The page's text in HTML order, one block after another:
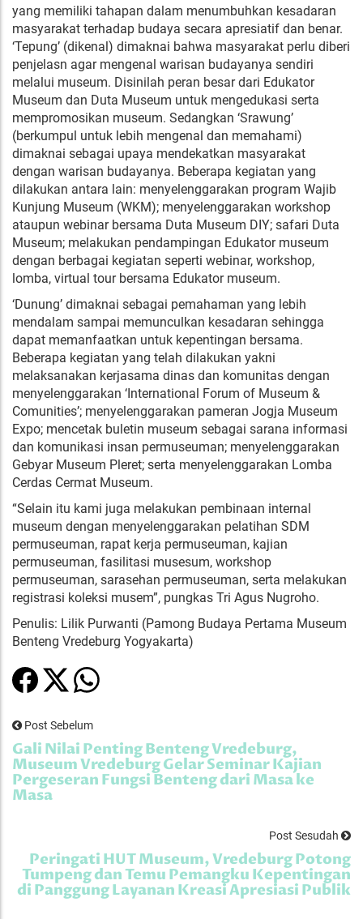
yang memiliki tahapan dalam menumbuhkan kesadaran
masyarakat terhadap budaya secara apresiatif dan benar.
‘Tepung’ (dikenal) dimaknai bahwa masyarakat perlu diberi
penjelasn agar mengenal warisan budayanya sendiri
melalui museum. Disinilah peran besar dari Edukator
Museum dan Duta Museum untuk mengedukasi serta
mempromosikan museum. Sedangkan ‘Srawung’
(berkumpul untuk lebih mengenal dan memahami)
dimaknai sebagai upaya mendekatkan masyarakat
dengan warisan budayanya. Beberapa kegiatan yang
dilakukan antara lain: menyelenggarakan program Wajib
Kunjung Museum (WKM); menyelenggarakan workshop
ataupun webinar bersama Duta Museum DIY; safari Duta
Museum; melakukan pendampingan Edukator museum
dengan berbagai kegiatan seperti webinar, workshop,
lomba, virtual tour bersama Edukator museum.
‘Dunung’ dimaknai sebagai pemahaman yang lebih
mendalam sampai memunculkan kesadaran sehingga
dapat memanfaatkan untuk kepentingan bersama.
Beberapa kegiatan yang telah dilakukan yakni
melaksanakan kerjasama dinas dan komunitas dengan
menyelenggarakan ‘International Forum of Museum &
Comunities’; menyelenggarakan pameran Jogja Museum
Expo; mencetak buletin museum sebagai sarana informasi
dan komunikasi insan permuseuman; menyelenggarakan
Gebyar Museum Pleret; serta menyelenggarakan Lomba
Cerdas Cermat Museum.
“Selain itu kami juga melakukan pembinaan internal
museum dengan menyelenggarakan pelatihan SDM
permuseuman, rapat kerja permuseuman, kajian
permuseuman, fasilitasi musesum, workshop
permuseuman, sarasehan permuseuman, serta melakukan
registrasi koleksi musem”, pungkas Tri Agus Nugroho.
Penulis: Lilik Purwanti (Pamong Budaya Pertama Museum
Benteng Vredeburg Yogyakarta)
Post Sebelum
Gali Nilai Penting Benteng Vredeburg,
Museum Vredeburg Gelar Seminar Kajian
Pergeseran Fungsi Benteng dari Masa ke
Masa
Post Sesudah
Peringati HUT Museum, Vredeburg Potong
Tumpeng dan Temu Pemangku Kepentingan
di Panggung Layanan Kreasi Apresiasi Publik